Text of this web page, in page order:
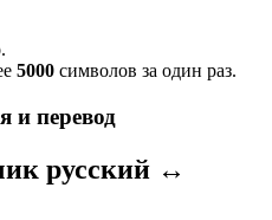
5000 символов за один раз.
и перевод
русский ↔